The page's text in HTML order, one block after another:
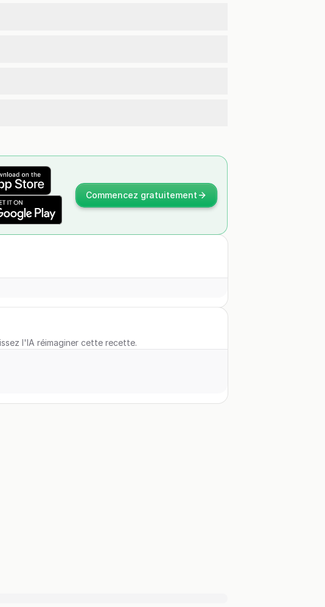
Commencez gratuitement
l'IA réimaginer cette recette.